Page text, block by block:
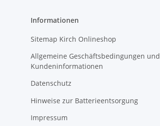
Informationen
Sitemap Kirch Onlineshop
Allgemeine Geschäftsbedingungen und
Kundeninformationen
Datenschutz
Hinweise zur Batterieentsorgung
Impressum